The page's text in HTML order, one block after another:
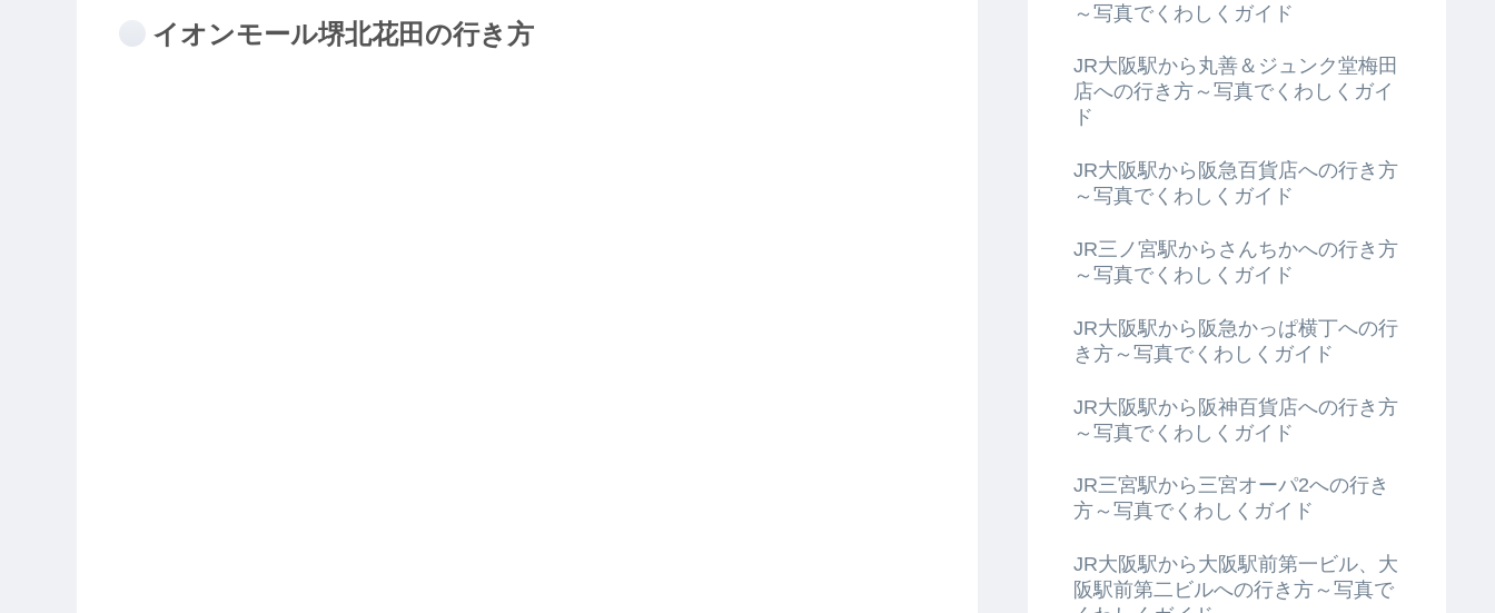
イオンモール堺北花田の行き方
～写真でくわしくガイド
JR大阪駅から丸善＆ジュンク堂梅田
店への行き方～写真でくわしくガイ
ド
JR大阪駅から阪急百貨店への行き方
～写真でくわしくガイド
JR三ノ宮駅からさんちかへの行き方
～写真でくわしくガイド
JR大阪駅から阪急かっぱ横丁への行
き方～写真でくわしくガイド
JR大阪駅から阪神百貨店への行き方
～写真でくわしくガイド
JR三宮駅から三宮オーパ2への行き
方～写真でくわしくガイド
JR大阪駅から大阪駅前第一ビル、大
阪駅前第二ビルへの行き方～写真で